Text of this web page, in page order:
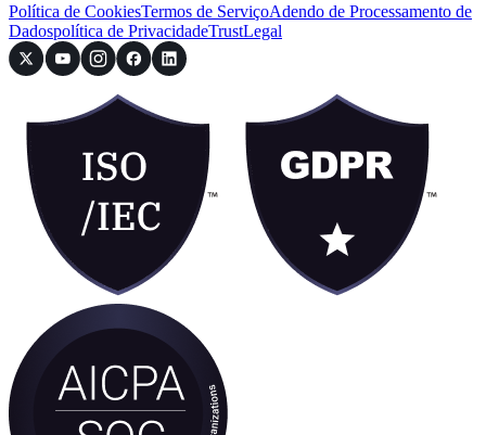
Política de CookiesTermos de ServiçoAdendo de Processamento de
Dadospolítica de PrivacidadeTrustLegal